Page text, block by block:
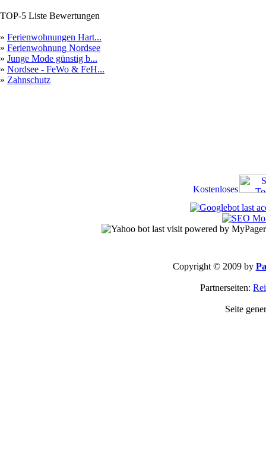
TOP-5 Liste Bewertungen
» Ferienwohnungen Hart...
» Ferienwohnung Nordsee
» Junge Mode günstig b...
» Nordsee - FeWo & FeH...
» Zahnschutz
Copyright © 2009 by
Partnerseiten:
Seite